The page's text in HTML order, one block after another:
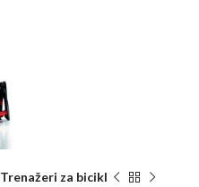
Trenažeri za bicikl